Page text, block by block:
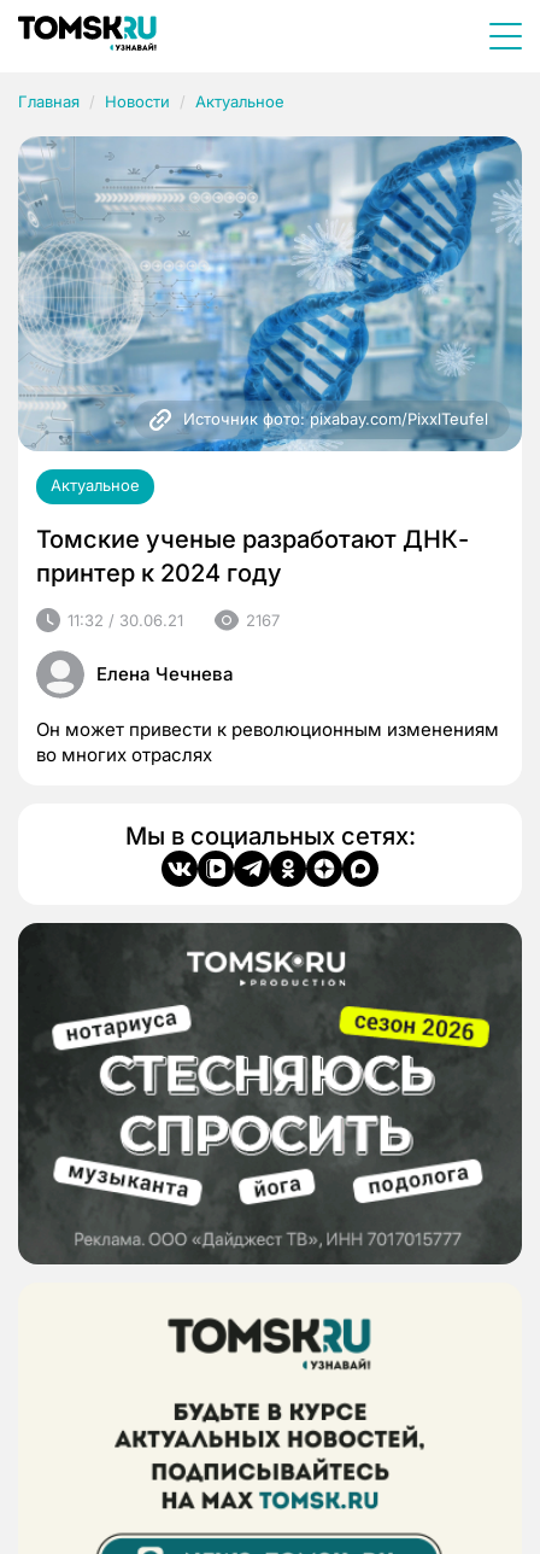
Главная Новости Актуальное
Источник фото: pixabay.com/PixxlTeufel
Актуальное
Томские ученые разработают ДНК-
принтер к 2024 году
11:32 / 30.06.21 2167
Елена Чечнева
Он может привести к революционным изменениям
во многих отраслях
Мы в социальных сетях: